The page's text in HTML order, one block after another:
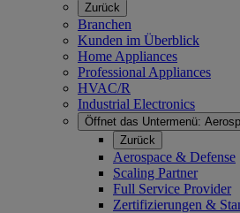
Zurück
Branchen
Kunden im Überblick
Home Appliances
Professional Appliances
HVAC/R
Industrial Electronics
Öffnet das Untermenü:
Zurück
Aerospace & Defense
Scaling Partner
Full Service Provider
Zertifizierungen &